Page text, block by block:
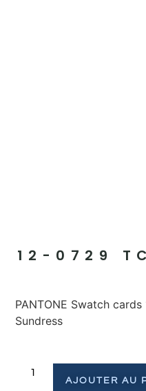
12-0729
PANTONE Swatch
Sundress
AJOUTER AU